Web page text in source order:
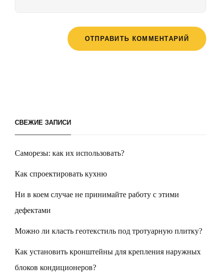
СВЕЖИЕ ЗАПИСИ
Саморезы: как их использовать?
Как спроектировать кухню
Ни в коем случае не принимайте работу с этими
дефектами
Можно ли класть геотекстиль под тротуарную плитку?
Как установить кронштейны для крепления наружных
блоков кондиционеров?